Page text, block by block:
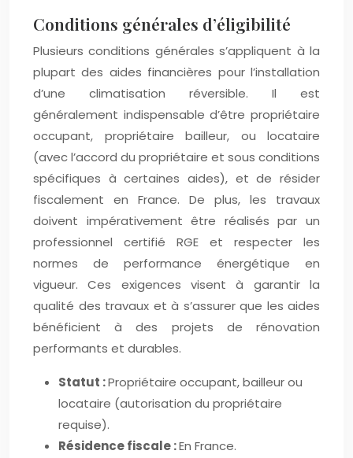
Conditions générales d’éligibilité
Plusieurs conditions générales s’appliquent à la
plupart des aides financières pour l’installation
d’une climatisation réversible. Il est
généralement indispensable d’être propriétaire
occupant, propriétaire bailleur, ou locataire
(avec l’accord du propriétaire et sous conditions
spécifiques à certaines aides), et de résider
fiscalement en France. De plus, les travaux
doivent impérativement être réalisés par un
professionnel certifié RGE et respecter les
normes de performance énergétique en
vigueur. Ces exigences visent à garantir la
qualité des travaux et à s’assurer que les aides
bénéficient à des projets de rénovation
performants et durables.
Statut :Propriétaire occupant, bailleur ou
locataire (autorisation du propriétaire
requise).
Résidence fiscale :En France.